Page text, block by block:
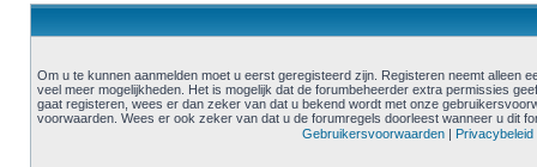
Om u te kunnen aanmelden moet u eerst geregisteerd zijn. Registeren neemt alleen
veel meer mogelijkheden. Het is mogelijk dat de forumbeheerder extra permissies
gaat registeren, wees er dan zeker van dat u bekend wordt met onze
voorwaarden. Wees er ook zeker van dat u de forumregels doorleest wanneer u dit
Gebruikersvoorwaarden | Privacybeleid